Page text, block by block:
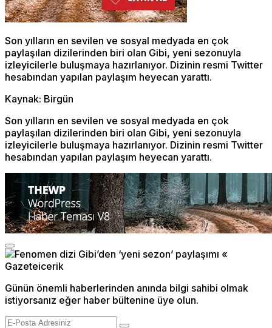
Son yılların en sevilen ve sosyal medyada en çok
paylaşılan dizilerinden biri olan Gibi, yeni sezonuyla
izleyicilerle buluşmaya hazırlanıyor. Dizinin resmi Twitter
hesabından yapılan paylaşım heyecan yarattı.
Kaynak: Birgün
Son yılların en sevilen ve sosyal medyada en çok
paylaşılan dizilerinden biri olan Gibi, yeni sezonuyla
izleyicilerle buluşmaya hazırlanıyor. Dizinin resmi Twitter
hesabından yapılan paylaşım heyecan yarattı.
Günün önemli haberlerinden anında bilgi sahibi olmak
istiyorsanız eğer haber bültenine üye olun.